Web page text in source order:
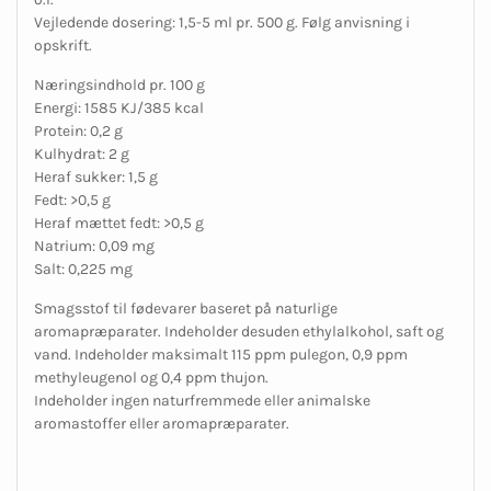
Vejledende dosering: 1,5-5 ml pr. 500 g. Følg anvisning i
opskrift.
Næringsindhold pr. 100 g
Energi: 1585 KJ/385 kcal
Protein: 0,2 g
Kulhydrat: 2 g
Heraf sukker: 1,5 g
Fedt: >0,5 g
Heraf mættet fedt: >0,5 g
Natrium: 0,09 mg
Salt: 0,225 mg
Smagsstof til fødevarer baseret på naturlige
aromapræparater. Indeholder desuden ethylalkohol, saft og
vand. Indeholder maksimalt 115 ppm pulegon, 0,9 ppm
methyleugenol og 0,4 ppm thujon.
Indeholder ingen naturfremmede eller animalske
aromastoffer eller aromapræparater.